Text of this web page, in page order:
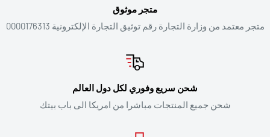
متجر موثوق
متجر معتمد من وزارة التجارة رقم توثيق التجارة الإلكترونية 0000176313
شحن سريع وفوري لكل دول العالم
شحن جميع المنتجات مباشرا من امريكا الى باب بيتك